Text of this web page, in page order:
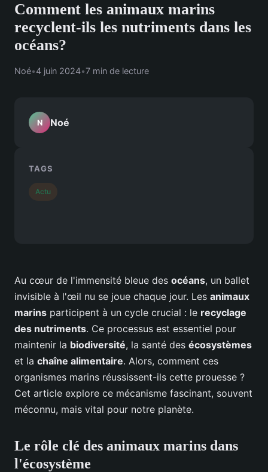
Comment les animaux marins
recyclent-ils les nutriments dans les
océans?
Noé•4 juin 2024•7 min de lecture
Au cœur de l'immensité bleue des océans, un ballet
invisible à l'œil nu se joue chaque jour. Les animaux
marins participent à un cycle crucial : le recyclage
des nutriments. Ce processus est essentiel pour
maintenir la biodiversité, la santé des écosystèmes
et la chaîne alimentaire. Alors, comment ces
organismes marins réussissent-ils cette prouesse ?
Cet article explore ce mécanisme fascinant, souvent
méconnu, mais vital pour notre planète.
Le rôle clé des animaux marins dans
l'écosystème
N Noé
TAGS
Actu